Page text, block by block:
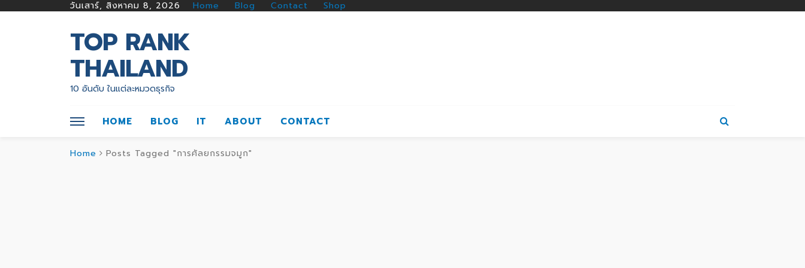
วันเสาร์, สิงหาคม 8, 2026 Home Blog Contact Shop
TOP RANK
THAILAND
10 อันดับ ในแต่ละหมวดธุรกิจ
HOME BLOG IT ABOUT CONTACT
Home Posts Tagged "การศัลยกรรมจมูก"